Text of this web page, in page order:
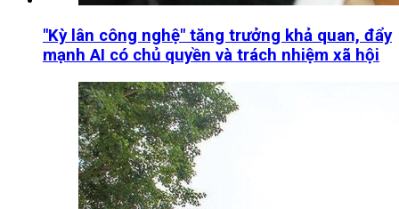
"Kỳ lân công nghệ" tăng trưởng khả quan, đẩy
mạnh AI có chủ quyền và trách nhiệm xã hội